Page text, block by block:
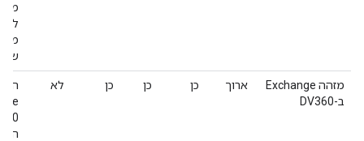
מזהה Exchange
ב-DV360
ארוך כן כן כן לא